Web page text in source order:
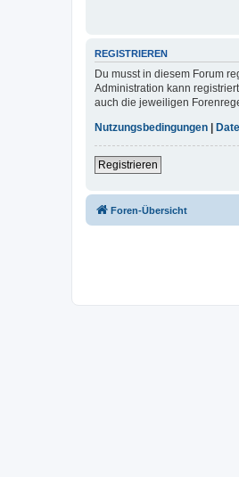
REGISTRIEREN
Du musst in diesem Forum
Administration kann
auch die jeweiligen
Nutzungsbedingungen
Registrieren
Foren-Übersicht